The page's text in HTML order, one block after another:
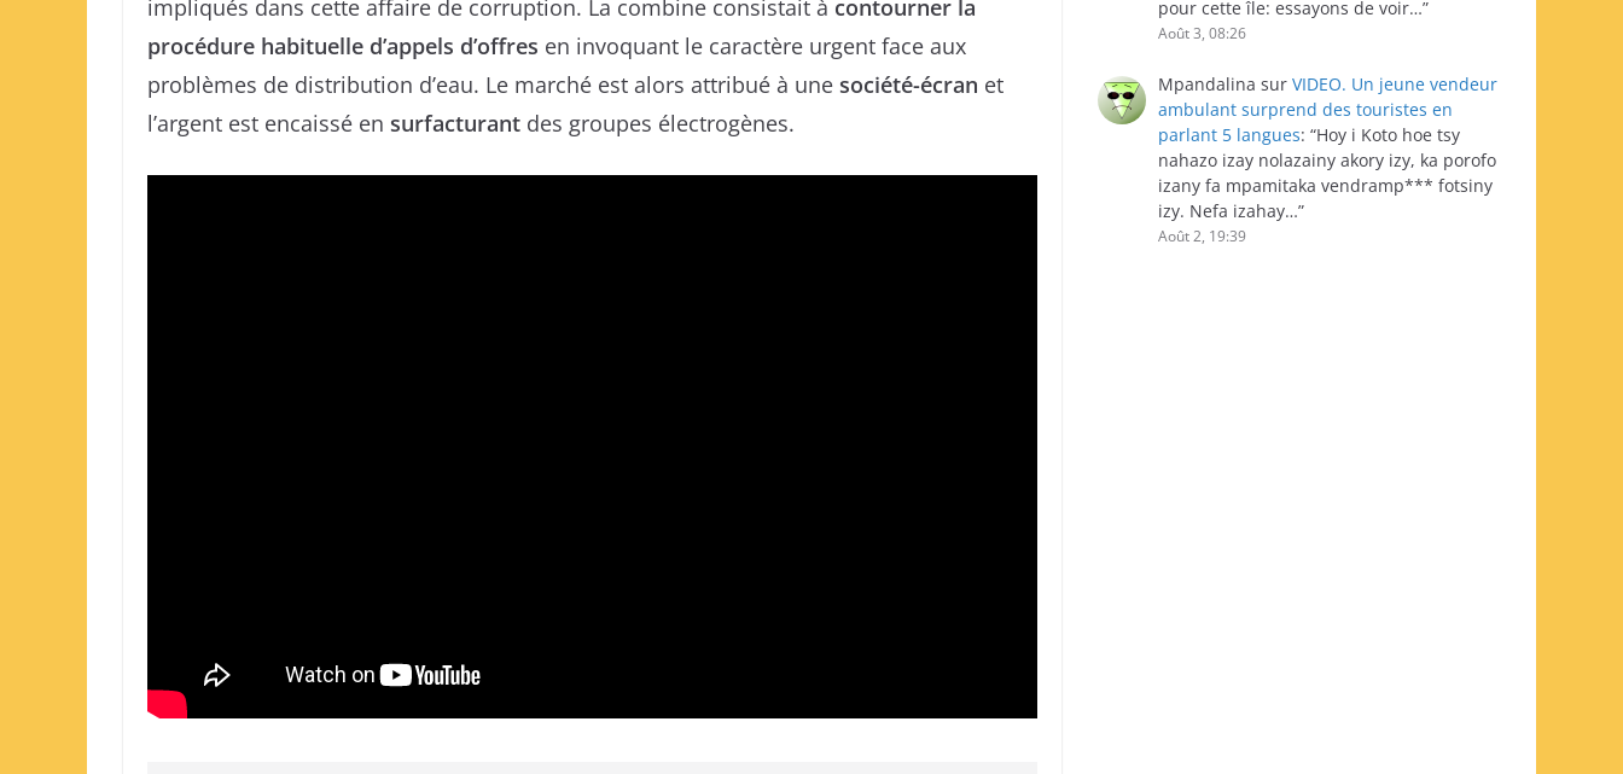
impliqués dans cette affaire de corruption. La combine consistait à contourner la
procédure habituelle d’appels d’offres en invoquant le caractère urgent face aux
problèmes de distribution d’eau. Le marché est alors attribué à une société-écran et
l’argent est encaissé en surfacturant des groupes électrogènes.
pour cette île: essayons de voir…”
Août 3, 08:26
Mpandalina sur VIDEO. Un jeune vendeur
ambulant surprend des touristes en
parlant 5 langues: “Hoy i Koto hoe tsy
nahazo izay nolazainy akory izy, ka porofo
izany fa mpamitaka vendramp*** fotsiny
izy. Nefa izahay…”
Août 2, 19:39